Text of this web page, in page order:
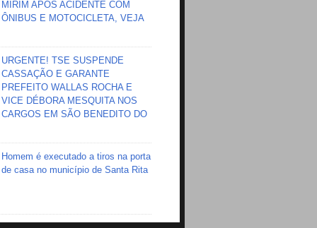
MIRIM APÓS ACIDENTE COM
ÔNIBUS E MOTOCICLETA, VEJA
URGENTE! TSE SUSPENDE
CASSAÇÃO E GARANTE
PREFEITO WALLAS ROCHA E
VICE DÉBORA MESQUITA NOS
CARGOS EM SÃO BENEDITO DO
Homem é executado a tiros na porta
de casa no município de Santa Rita